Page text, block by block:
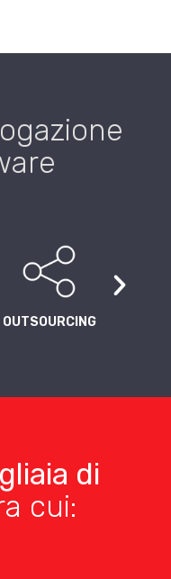
OUTSOURCING
di
cui: